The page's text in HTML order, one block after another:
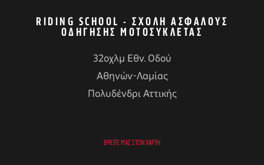
RIDING SCHOOL - ΣΧΟΛΉ ΑΣΦΑΛΟΎΣ
ΟΔΉΓΗΣΗΣ ΜΟΤΟΣΥΚΛΈΤΑΣ
32οχλμ Εθν. Οδού
Αθηνών-Λαμίας
Πολυδένδρι Αττικής
ΒΡΕΊΤΕ ΜΑΣ ΣΤΟΝ ΧΆΡΤΗ